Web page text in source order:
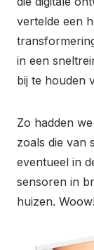
vertelde een
in een
bij te houden
Zo hadden
zoals die van
eventueel in
sensoren in
huizen.